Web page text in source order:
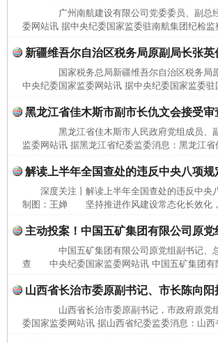
广州南航建设有限公司党委委员、副总
委网站讯 据中央纪委国家监委驻南航集团纪检
新疆维吾尔自治区税务局原副局长张英
国家税务总局新疆维吾尔自治区税务
中央纪委国家监委网站讯 据中央纪委国家监委
黑龙江省佳木斯市副市长仇文会接受审
黑龙江省佳木斯市人民政府党组成员、
监委网站讯 据黑龙江省纪委监委消息：黑龙江
解读上半年全国查处的违反中央八项
深度关注丨解读上半年全国查处的违反中
制图：王婵 坚持推进作风建设常态化长效化
主动投案！中国五矿集团有限公司原
中国五矿集团有限公司原党组副书记、
查 中央纪委国家监委网站讯 中国五矿集团有
山西省长治市委原副书记、市长陈向
山西省长治市委原副书记，市政府原党
委国家监委网站讯 据山西省纪委监委消息：山
完善运行机制助力责任有效落实